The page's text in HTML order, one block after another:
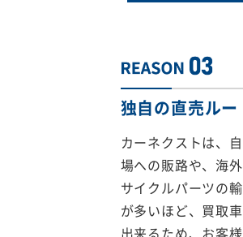
独自の直売ルー
カーネクストは、
場への販路や、海
サイクルパーツの
が多いほど、買取
出来るため、お客